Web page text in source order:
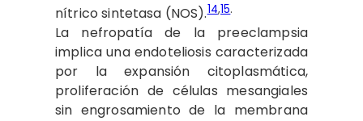
nítrico sintetasa (NOS).14,15.
La nefropatía de la preeclampsia
implica una endoteliosis caracterizada
por la expansión citoplasmática,
proliferación de células mesangiales
sin engrosamiento de la membrana